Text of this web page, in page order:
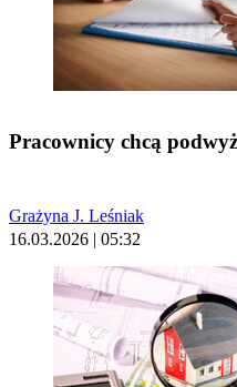
Pracownicy chcą
Grażyna J. Leśniak
16.03.2026 | 05:32